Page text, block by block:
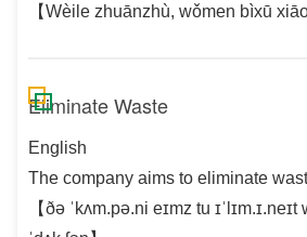
【Wèile zhuānzhù, wǒmen bìxū
Eliminate Waste
English
The company aims to eliminate
【ðə ˈkʌm.pə.ni eɪmz tu ɪˈlɪm.ɪ.neɪt